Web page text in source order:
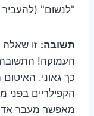
"לנשום"
תשובה: זו
העמוקה!
כך גאוני.
הקפילריים בפני
מאפשר מעבר